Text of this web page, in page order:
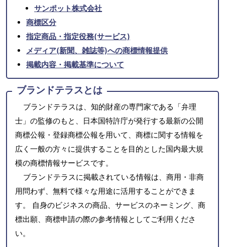
サンポット株式会社
商標区分
指定商品・指定役務(サービス)
メディア(新聞、雑誌等)への商標情報提供
掲載内容・掲載基準について
ブランドテラスとは
ブランドテラスは、知的財産の専門家である「弁理
士」の監修のもと、日本国特許庁が発行する最新の公開
商標公報・登録商標公報を用いて、商標に関する情報を
広く一般の方々に提供することを目的とした国内最大規
模の商標情報サービスです。
ブランドテラスに掲載されている情報は、商用・非商
用問わず、無料で様々な用途に活用することができま
す。 自身のビジネスの商品、サービスのネーミング、商
標出願、商標申請の際の参考情報としてご利用くださ
い。